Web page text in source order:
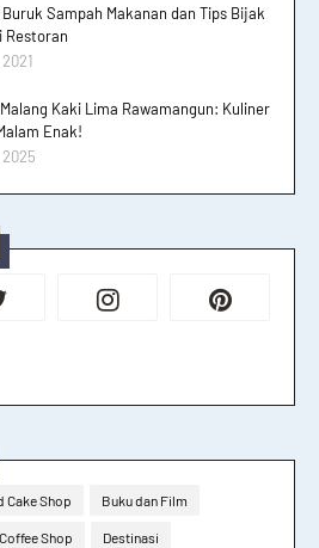
Sampah Makanan dan Tips Bijak
Restoran
Kaki Lima Rawamangun: Kuliner
Enak!
Cake Shop Buku dan Film
Coffee Shop Destinasi